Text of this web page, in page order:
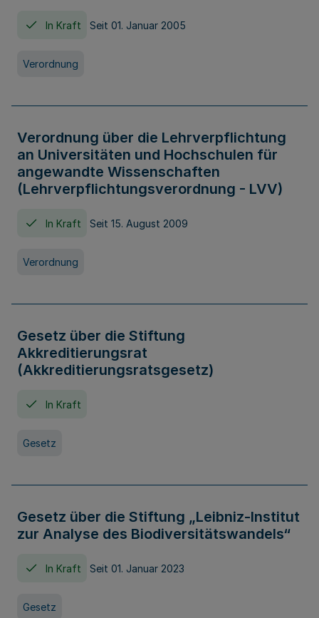
In Kraft Seit 01. Januar 2005
Verordnung
Verordnung über die Lehrverpflichtung
an Universitäten und Hochschulen für
angewandte Wissenschaften
(Lehrverpflichtungsverordnung - LVV)
In Kraft Seit 15. August 2009
Verordnung
Gesetz über die Stiftung
Akkreditierungsrat
(Akkreditierungsratsgesetz)
In Kraft
Gesetz
Gesetz über die Stiftung „Leibniz-Institut
zur Analyse des Biodiversitätswandels“
In Kraft Seit 01. Januar 2023
Gesetz